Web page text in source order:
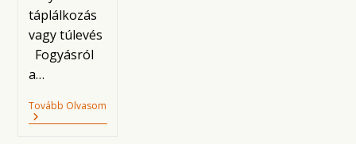
táplálkozás
vagy túlevés
Fogyásról
a…
Tovább OlvasomJóga